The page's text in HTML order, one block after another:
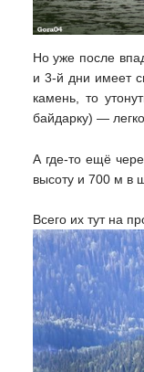
Но уже после
и 3-й дни имеет
камень, то
байдарку) —
А где-то ещё
высоту и 700 м в
Всего их тут на